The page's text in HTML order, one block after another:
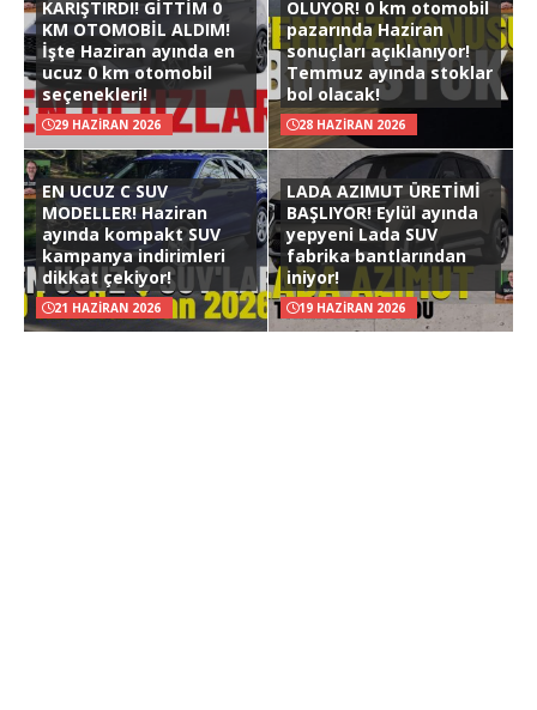
KARIŞTIRDI! GİTTİM 0
KM OTOMOBİL ALDIM!
İşte Haziran ayında en
ucuz 0 km otomobil
seçenekleri!
29 HAZIRAN 2026
OLUYOR! 0 km otomobil
pazarında Haziran
sonuçları açıklanıyor!
Temmuz ayında stoklar
bol olacak!
28 HAZIRAN 2026
EN UCUZ C SUV
MODELLER! Haziran
ayında kompakt SUV
kampanya indirimleri
dikkat çekiyor!
21 HAZIRAN 2026
LADA AZIMUT ÜRETİMİ
BAŞLIYOR! Eylül ayında
yepyeni Lada SUV
fabrika bantlarından
iniyor!
19 HAZIRAN 2026